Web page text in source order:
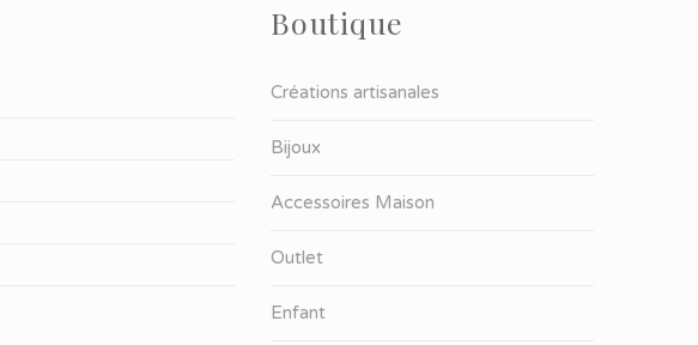
Boutique
Créations artisanales
Bijoux
Accessoires Maison
Outlet
Enfant